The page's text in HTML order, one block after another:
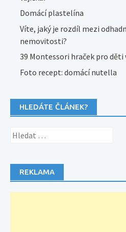
Domácí plastelína
Víte, jaký je rozdíl mezi
nemovitosti?
39 Montessori hraček pro děti
Foto recept: domácí nutella
HLEDÁTE ČLÁNEK?
Vyhledávání
REKLAMA